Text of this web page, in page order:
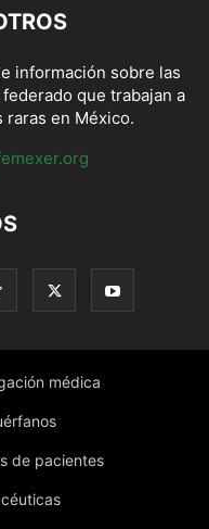
información sobre las
que trabajan a
raras en México.
médica
de pacientes